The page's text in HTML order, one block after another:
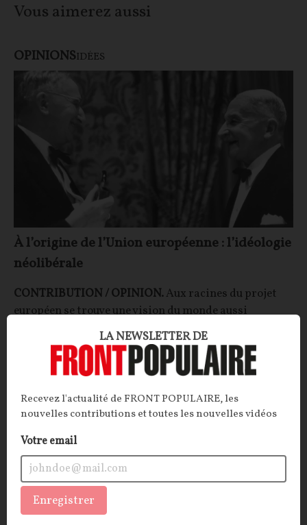
Vous aimerez aussi
OPINIONSIDÉES
À l’origine de l’Union européenne : l’idéologie
néolibérale
CONTRIBUTION / OPINION.Aux racines du projet
européen se trouve une vision du monde aussi
influente que peu discutée : le néolibéralisme.
Décorticage.
Bruno Guillard 24/07/2026 11commentaires
INTERNATIONALTÉLÉCOMS
LA NEWSLETTER DE
Recevez l'actualité de FRONT POPULAIRE, les
nouvelles contributions et toutes les nouvelles vidéos
Votre email
Enregistrer